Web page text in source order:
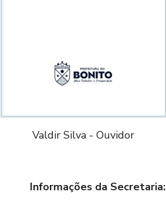
Valdir Silva - Ouvidor
Informações da Secretaria: